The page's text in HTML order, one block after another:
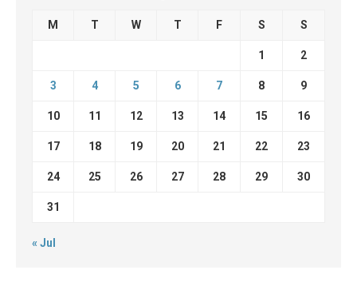
M T W T F S S
1 2
3 4 5 6 7 8 9
10 11 12 13 14 15 16
17 18 19 20 21 22 23
24 25 26 27 28 29 30
31
« Jul